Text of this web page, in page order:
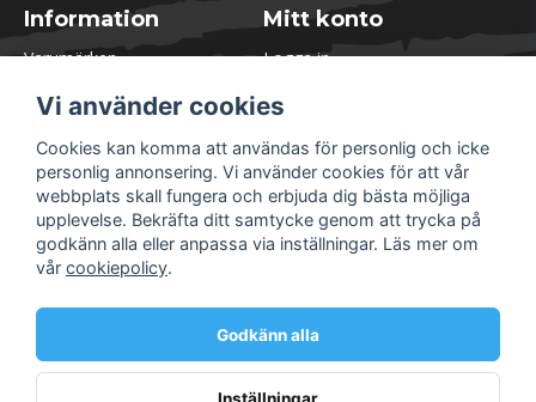
Information
Varumärken
Kontakta oss
Öppettider Lager
Om Soliduct
Soliduct & Ventilation.se
Informationssidor
Returer
Villkor & Policy
Mitt konto
Logga in
Glömt lösenord?
Säkra betalningar
Vi använder cookies
Cookies kan komma att användas för personlig och icke
personlig annonsering. Vi använder cookies för att vår
webbplats skall fungera och erbjuda dig bästa möjliga
upplevelse. Bekräfta ditt samtycke genom att trycka på
godkänn alla eller anpassa via inställningar. Läs mer om
vår cookiepolicy.
Godkänn alla